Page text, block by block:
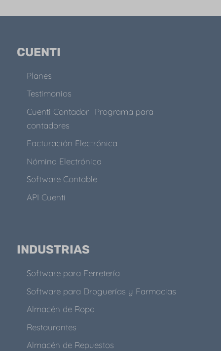
CUENTI
Planes
Testimonios
Cuenti Contador- Programa para
contadores
Facturación Electrónica
Nómina Electrónica
Software Contable
API Cuenti
INDUSTRIAS
Software para Ferretería
Software para Droguerías y Farmacias
Almacén de Ropa
Restaurantes
Almacén de Repuestos